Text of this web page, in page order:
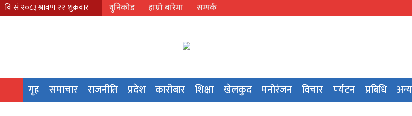
युनिकोड हाम्रो बारेमा सम्पर्क
गृह समाचार राजनीति प्रदेश कारोबार शिक्षा खेलकुद मनोरंजन विचार पर्यटन प्रबिधि अन्य